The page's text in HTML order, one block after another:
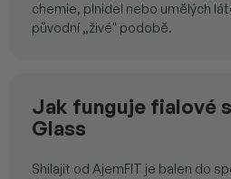
chemie, plnidel nebo umělých
původní „živé" podobě.
Jak funguje fialové
Glass
Shilajit od AjemFIT je balen do